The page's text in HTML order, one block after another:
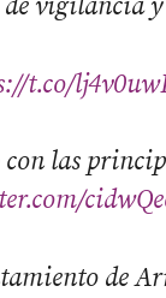
de vigilancia
t.co/
las
de